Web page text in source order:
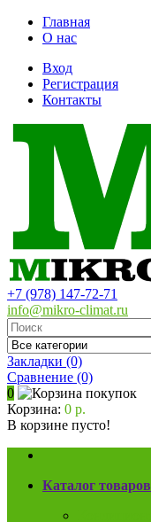
Главная
О нас
Вход
Регистрация
Контакты
+7 (978) 147-72-71
info@mikro-climat.ru
Закладки (0)
Сравнение (0)
0
Корзина: 0 р.
В корзине пусто!
Каталог товаров